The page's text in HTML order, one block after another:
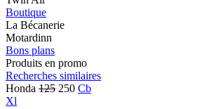
Boutique
La Bécanerie
Motardinn
Bons plans
Produits en promo
Recherches similaires
Honda 125 250 Cb
Xl